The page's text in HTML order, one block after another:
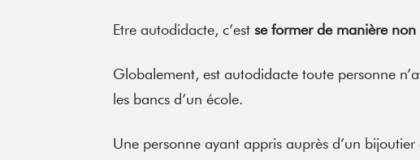
Etre autodidacte, c’estse former de manière
Globalement, est autodidacte toute personne
les bancs d’un école.
Une personne ayant appris auprès d’un